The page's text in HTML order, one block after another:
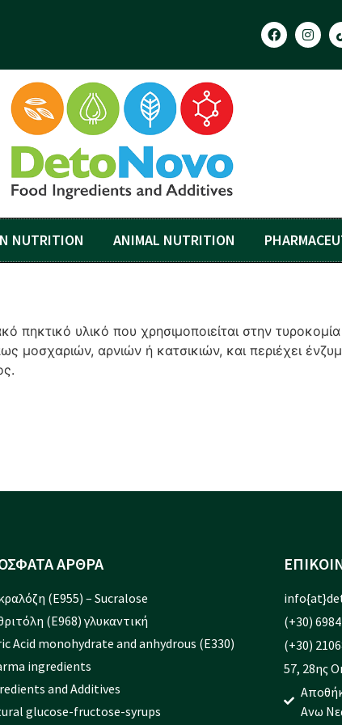
NUTRITION ANIMAL NUTRITION
πηκτικό υλικό που χρησιμοποιείται στην
αρνιών ή κατσικιών, και περιέχει
ΑΡΘΡΑ
(Ε955) – Sucralose
(Ε968) γλυκαντική
Acid monohydrate and anhydrous (E330)
ingredients
and Additives
glucose-fructose-syrups
(+30)
(+30)
57, 28ης
Ανω